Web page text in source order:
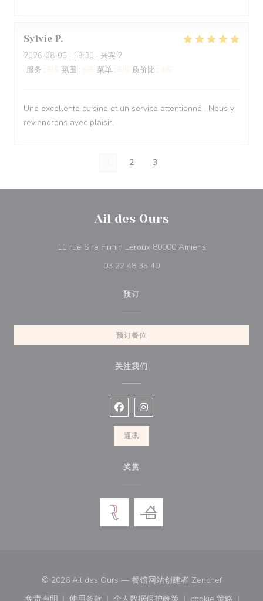
Sylvie P
2026-08-05 - 19:30 - 来宾 2
服务 : 氛围 : 菜单 : 质价比 :
Une excellente cuisine et un service attentionné . Nous y
reviendrons avec plaisir.
2 3
Ail des Ours
11 rue Sire Firmin Leroux 80000 Amiens((在新窗口中打
03 22 48 35 40
预订
预订餐位
关注我们
Facebook ((在新窗口中打开))
Instagram ((在新窗口中打开))
通讯
奖赏
© 2026 Ail des Ours — 餐馆网站创建者 Zenchef((在新窗口